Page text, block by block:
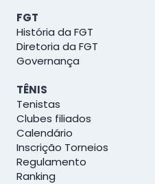
FGT
História da FGT
Diretoria da FGT
Governança
TÊNIS
Tenistas
Clubes filiados
Calendário
Inscrição Torneios
Regulamento
Ranking